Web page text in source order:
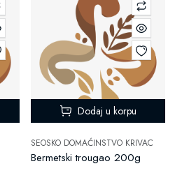
Dodaj u korpu
SEOSKO DOMAĆINSTVO KRIVAC
Bermetski trougao 200g